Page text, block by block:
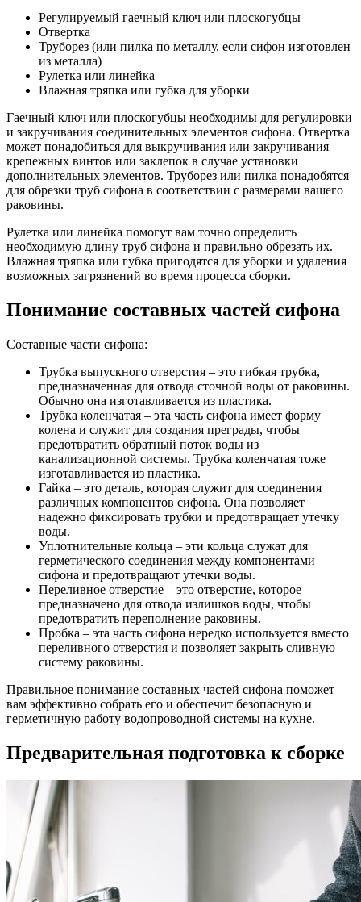
Регулируемый гаечный ключ или плоскогубцы
Отвертка
Труборез (или пилка по металлу, если сифон изготовлен
из металла)
Рулетка или линейка
Влажная тряпка или губка для уборки
Гаечный ключ или плоскогубцы необходимы для регулировки
и закручивания соединительных элементов сифона. Отвертка
может понадобиться для выкручивания или закручивания
крепежных винтов или заклепок в случае установки
дополнительных элементов. Труборез или пилка понадобятся
для обрезки труб сифона в соответствии с размерами вашего
раковины.
Рулетка или линейка помогут вам точно определить
необходимую длину труб сифона и правильно обрезать их.
Влажная тряпка или губка пригодятся для уборки и удаления
возможных загрязнений во время процесса сборки.
Понимание составных частей сифона
Составные части сифона:
Трубка выпускного отверстия – это гибкая трубка,
предназначенная для отвода сточной воды от раковины.
Обычно она изготавливается из пластика.
Трубка коленчатая – эта часть сифона имеет форму
колена и служит для создания преграды, чтобы
предотвратить обратный поток воды из
канализационной системы. Трубка коленчатая тоже
изготавливается из пластика.
Гайка – это деталь, которая служит для соединения
различных компонентов сифона. Она позволяет
надежно фиксировать трубки и предотвращает утечку
воды.
Уплотнительные кольца – эти кольца служат для
герметического соединения между компонентами
сифона и предотвращают утечки воды.
Переливное отверстие – это отверстие, которое
предназначено для отвода излишков воды, чтобы
предотвратить переполнение раковины.
Пробка – эта часть сифона нередко используется вместо
переливного отверстия и позволяет закрыть сливную
систему раковины.
Правильное понимание составных частей сифона поможет
вам эффективно собрать его и обеспечит безопасную и
герметичную работу водопроводной системы на кухне.
Предварительная подготовка к сборке